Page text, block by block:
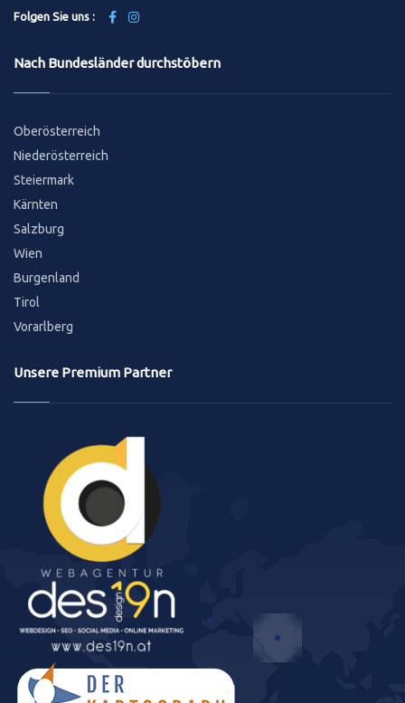
Folgen Sie uns :
Nach Bundesländer durchstöbern
Oberösterreich
Niederösterreich
Steiermark
Kärnten
Salzburg
Wien
Burgenland
Tirol
Vorarlberg
Unsere Premium Partner